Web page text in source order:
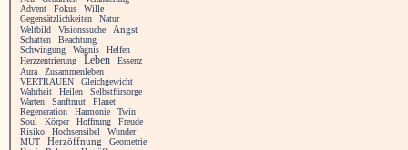
Advent
Fokus
Wille
Gegensätzlichkeiten
Natur
Weltbild
Visionssuche Angst
Schatten
Beachtung
Schwingung
Wagnis
Helfen
Herzzentrierung
Leben
Essenz
Aura
Zusammenleben
VERTRAUEN
Gleichgewicht
Wahrheit
Heilen
Selbstfürsorge
Warten
Sanftmut
Planet
Regeneration
Harmonie
Twin
Soul
Körper Hoffnung
Freude
Risiko
Hochsensibel
Wunder
MUT
Herzöffnung
Geometrie